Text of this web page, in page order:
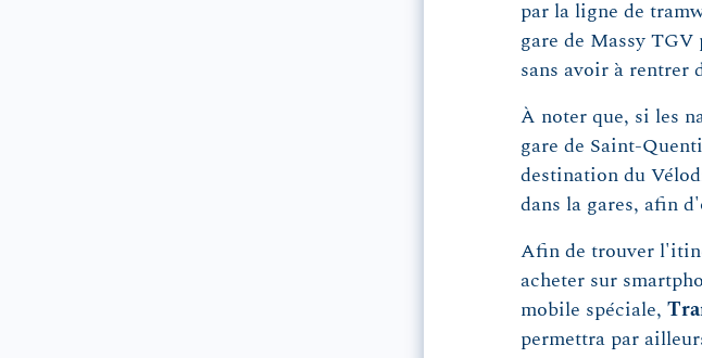
par la ligne de
gare de Massy
sans avoir à rentrer
À noter que, si les
gare de Saint-
destination du
dans la gares, afin
Afin de trouver
acheter sur
mobile spéciale,
permettra par